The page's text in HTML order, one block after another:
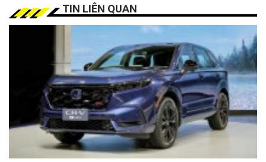
TIN LIÊN QUAN